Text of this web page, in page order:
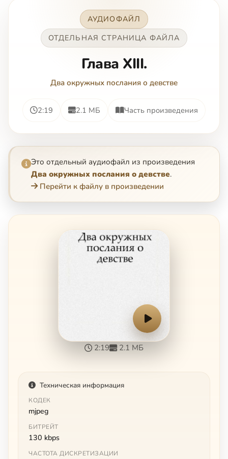
АУДИОФАЙЛ
ОТДЕЛЬНАЯ СТРАНИЦА ФАЙЛА
Глава XIII.
Два окружных послания о девстве
2:19 2.1 МБ Часть произведения
Это отдельный аудиофайл из произведения
Два окружных послания о девстве.
Перейти к файлу в произведении
2:19 2.1 МБ
Техническая информация
КОДЕК
mjpeg
БИТРЕЙТ
130 kbps
ЧАСТОТА ДИСКРЕТИЗАЦИИ